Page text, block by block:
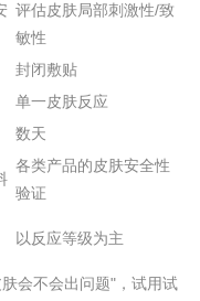
评估皮肤局部刺激性/致
敏性
封闭敷贴
单一皮肤反应
数天
各类产品的皮肤安全性
验证
以反应等级为主
会不会出问题"，试用试
煤质颗粒活性炭检
煤质活性炭检测
木质活性炭检测